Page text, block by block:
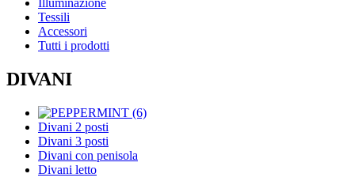
Illuminazione
Tessili
Accessori
Tutti i prodotti
DIVANI
Divani 2 posti
Divani 3 posti
Divani con penisola
Divani letto